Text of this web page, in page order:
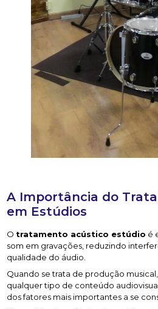
A Importância do
em Estúdios
O tratamento acústico estúdio é
som em gravações, reduzindo
qualidade do áudio.
Quando se trata de produção
qualquer tipo de conteúdo
dos fatores mais importantes a se